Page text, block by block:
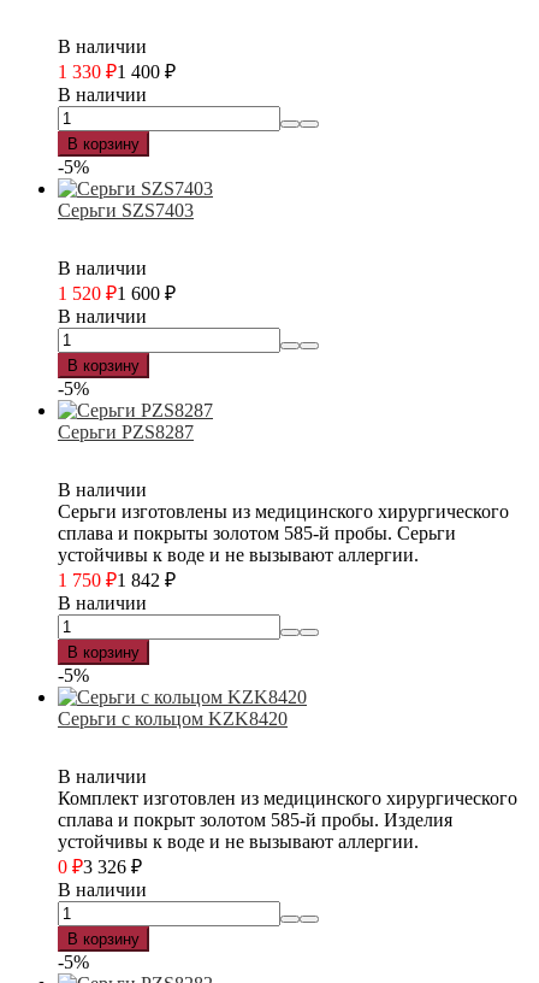
В наличии
1 330 ₽1 400 ₽
В наличии
В корзину
-5%
Серьги SZS7403
В наличии
1 520 ₽1 600 ₽
В наличии
В корзину
-5%
Серьги PZS8287
В наличии
Серьги изготовлены из медицинского хирургического
сплава и покрыты золотом 585-й пробы. Серьги
устойчивы к воде и не вызывают аллергии.
1 750 ₽1 842 ₽
В наличии
В корзину
-5%
Серьги с кольцом KZK8420
В наличии
Комплект изготовлен из медицинского хирургического
сплава и покрыт золотом 585-й пробы. Изделия
устойчивы к воде и не вызывают аллергии.
0 ₽3 326 ₽
В наличии
В корзину
-5%